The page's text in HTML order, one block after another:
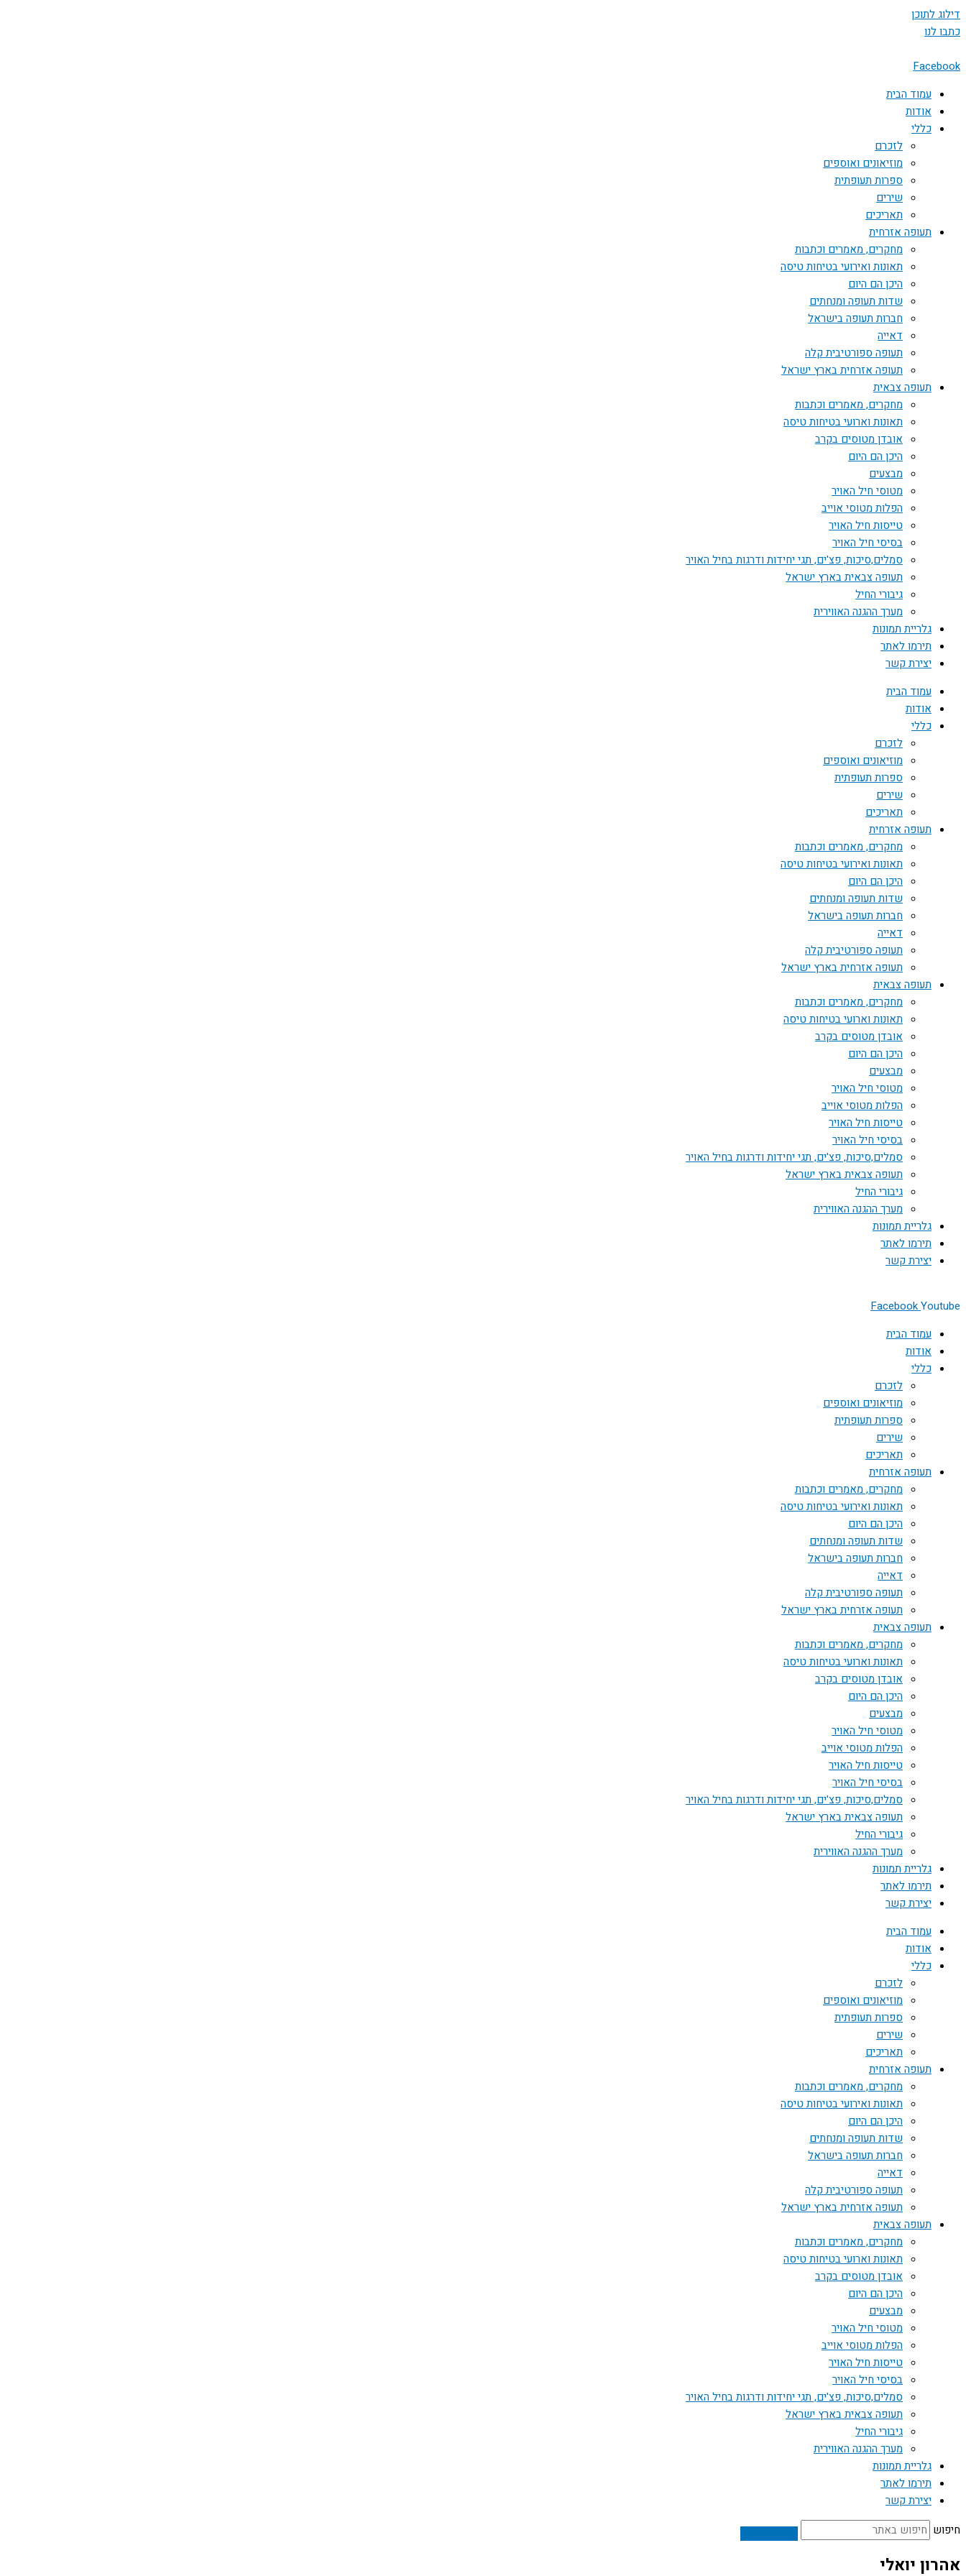
דילוג לתוכן
כתבו לנו
Facebook
עמוד הבית
אודות
כללי
לזכרם
מוזיאונים ואוספים
ספרות תעופתית
שירים
תאריכים
תעופה אזרחית
מחקרים, מאמרים וכתבות
תאונות ואירועי בטיחות טיסה
היכן הם היום
שדות תעופה ומנחתים
חברות תעופה בישראל
דאייה
תעופה ספורטיבית קלה
תעופה אזרחית בארץ ישראל
תעופה צבאית
מחקרים, מאמרים וכתבות
תאונות וארועי בטיחות טיסה
אובדן מטוסים בקרב
היכן הם היום
מבצעים
מטוסי חיל האויר
הפלות מטוסי אוייב
טייסות חיל האויר
בסיסי חיל האויר
סמלים,סיכות, פצ'ים, תגי יחידות ודרגות בחיל האויר
תעופה צבאית בארץ ישראל
גיבורי החיל
מערך ההגנה האווירית
גלריית תמונות
תירמו לאתר
יצירת קשר
עמוד הבית
אודות
כללי
לזכרם
מוזיאונים ואוספים
ספרות תעופתית
שירים
תאריכים
תעופה אזרחית
מחקרים, מאמרים וכתבות
תאונות ואירועי בטיחות טיסה
היכן הם היום
שדות תעופה ומנחתים
חברות תעופה בישראל
דאייה
תעופה ספורטיבית קלה
תעופה אזרחית בארץ ישראל
תעופה צבאית
מחקרים, מאמרים וכתבות
תאונות וארועי בטיחות טיסה
אובדן מטוסים בקרב
היכן הם היום
מבצעים
מטוסי חיל האויר
הפלות מטוסי אוייב
טייסות חיל האויר
בסיסי חיל האויר
סמלים,סיכות, פצ'ים, תגי יחידות ודרגות בחיל האויר
תעופה צבאית בארץ ישראל
גיבורי החיל
מערך ההגנה האווירית
גלריית תמונות
תירמו לאתר
יצירת קשר
FacebookYoutube
עמוד הבית
אודות
כללי
לזכרם
מוזיאונים ואוספים
ספרות תעופתית
שירים
תאריכים
תעופה אזרחית
מחקרים, מאמרים וכתבות
תאונות ואירועי בטיחות טיסה
היכן הם היום
שדות תעופה ומנחתים
חברות תעופה בישראל
דאייה
תעופה ספורטיבית קלה
תעופה אזרחית בארץ ישראל
תעופה צבאית
מחקרים, מאמרים וכתבות
תאונות וארועי בטיחות טיסה
אובדן מטוסים בקרב
היכן הם היום
מבצעים
מטוסי חיל האויר
הפלות מטוסי אוייב
טייסות חיל האויר
בסיסי חיל האויר
סמלים,סיכות, פצ'ים, תגי יחידות ודרגות בחיל האויר
תעופה צבאית בארץ ישראל
גיבורי החיל
מערך ההגנה האווירית
גלריית תמונות
תירמו לאתר
יצירת קשר
עמוד הבית
אודות
כללי
לזכרם
מוזיאונים ואוספים
ספרות תעופתית
שירים
תאריכים
תעופה אזרחית
מחקרים, מאמרים וכתבות
תאונות ואירועי בטיחות טיסה
היכן הם היום
שדות תעופה ומנחתים
חברות תעופה בישראל
דאייה
תעופה ספורטיבית קלה
תעופה אזרחית בארץ ישראל
תעופה צבאית
מחקרים, מאמרים וכתבות
תאונות וארועי בטיחות טיסה
אובדן מטוסים בקרב
היכן הם היום
מבצעים
מטוסי חיל האויר
הפלות מטוסי אוייב
טייסות חיל האויר
בסיסי חיל האויר
סמלים,סיכות, פצ'ים, תגי יחידות ודרגות בחיל האויר
תעופה צבאית בארץ ישראל
גיבורי החיל
מערך ההגנה האווירית
גלריית תמונות
תירמו לאתר
יצירת קשר
חיפוש
אהרון יואלי